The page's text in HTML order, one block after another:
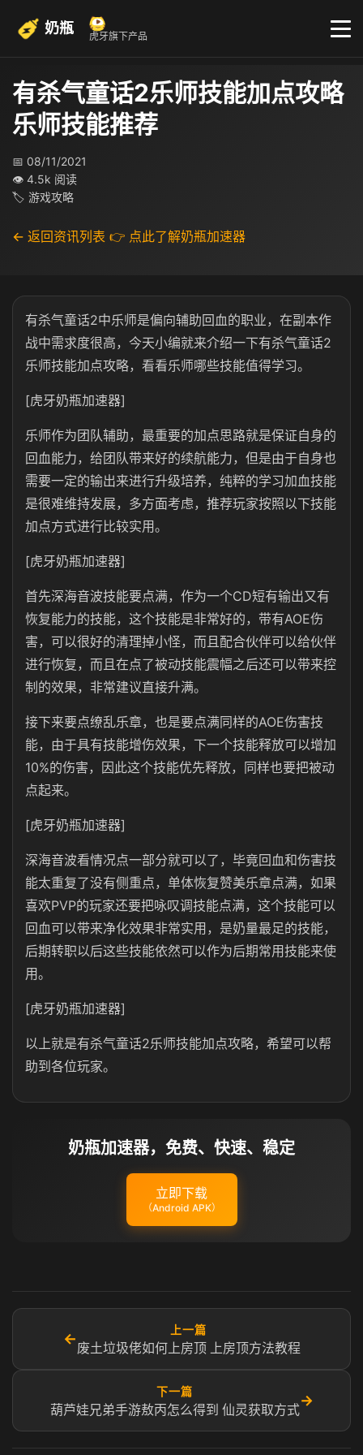
奶瓶 虎牙旗下产品
有杀气童话2乐师技能加点攻略
乐师技能推荐
📅 08/11/2021
👁 4.5k 阅读
🏷 游戏攻略
← 返回资讯列表 👉 点此了解奶瓶加速器
有杀气童话2中乐师是偏向辅助回血的职业，在副本作
战中需求度很高，今天小编就来介绍一下有杀气童话2
乐师技能加点攻略，看看乐师哪些技能值得学习。
[虎牙奶瓶加速器]
乐师作为团队辅助，最重要的加点思路就是保证自身的
回血能力，给团队带来好的续航能力，但是由于自身也
需要一定的输出来进行升级培养，纯粹的学习加血技能
是很难维持发展，多方面考虑，推荐玩家按照以下技能
加点方式进行比较实用。
[虎牙奶瓶加速器]
首先深海音波技能要点满，作为一个CD短有输出又有
恢复能力的技能，这个技能是非常好的，带有AOE伤
害，可以很好的清理掉小怪，而且配合伙伴可以给伙伴
进行恢复，而且在点了被动技能震幅之后还可以带来控
制的效果，非常建议直接升满。
接下来要点缭乱乐章，也是要点满同样的AOE伤害技
能，由于具有技能增伤效果，下一个技能释放可以增加
10%的伤害，因此这个技能优先释放，同样也要把被动
点起来。
[虎牙奶瓶加速器]
深海音波看情况点一部分就可以了，毕竟回血和伤害技
能太重复了没有侧重点，单体恢复赞美乐章点满，如果
喜欢PVP的玩家还要把咏叹调技能点满，这个技能可以
回血可以带来净化效果非常实用，是奶量最足的技能，
后期转职以后这些技能依然可以作为后期常用技能来使
用。
[虎牙奶瓶加速器]
以上就是有杀气童话2乐师技能加点攻略，希望可以帮
助到各位玩家。
奶瓶加速器，免费、快速、稳定
立即下载
（Android APK）
←
上一篇
废土垃圾佬如何上房顶 上房顶方法教程
下一篇
葫芦娃兄弟手游敖丙怎么得到 仙灵获取方式
→